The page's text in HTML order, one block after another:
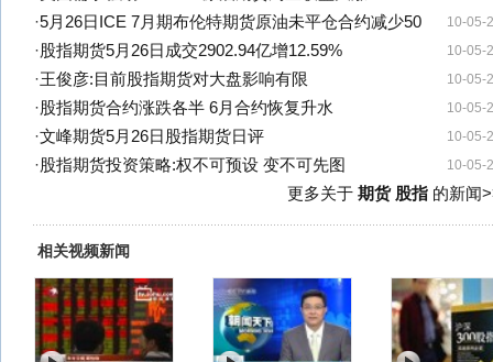
10-05-
·5月26日ICE 7月期布伦特期货原油未平仓合约减少50
10-05-
·股指期货5月26日成交2902.94亿增12.59%
10-05-
·王俊彦:目前股指期货对大盘影响有限
10-05-
·股指期货合约涨跌各半 6月合约恢复升水
10-05-
·文峰期货5月26日股指期货日评
10-05-
·股指期货投资策略:权不可预设 变不可先图
更多关于 期货 股指的新闻
相关视频新闻